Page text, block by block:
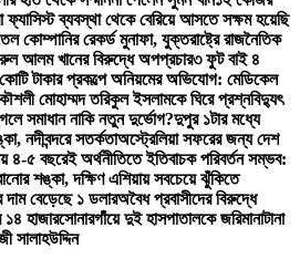
ফ্যাসিস্ট ব্যবস্থা থেকে বেরিয়ে আসতে সক্ষম হয়েছি
কোম্পানির রেকর্ড মুনাফা, যুক্তরাষ্ট্রে রাজনৈতিক
আলম খানের বিরুদ্ধে অপপ্রচার৩ ফুট বাই ৪
টাকার প্রকল্পে অনিয়মের অভিযোগ: মেডিকেল
মোহাম্মদ তরিকুল ইসলামকে ঘিরে প্রশ্নবিদ্যুৎ
সমাধান নাকি নতুন দুর্ভোগ?দুপুর ১টার মধ্যে
নদীবন্দরে সতর্কতাঅস্ট্রেলিয়া সফরের জন্য দেশ
৪-৫ বছরেই অর্থনীতিতে ইতিবাচক পরিবর্তন সম্ভব:
শঙ্কা, দক্ষিণ এশিয়ায় সবচেয়ে ঝুঁকিতে
দাম বেড়েছে ১ ডলারঅবৈধ প্রবাসীদের বিরুদ্ধে
১৪ হাজারসোনারগাঁয়ে দুই হাসপাতালকে জরিমানাটানা
সালাহউদ্দিন